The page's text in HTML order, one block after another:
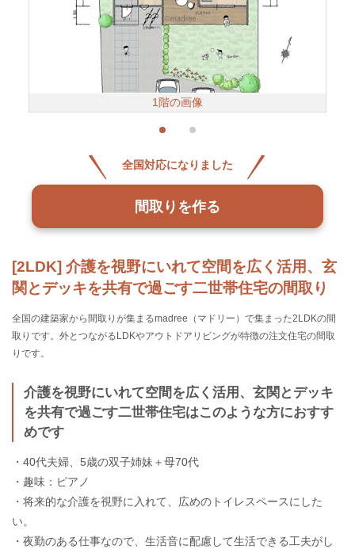
[2LDK] 介護を視野にいれて空間を広く活用、玄
関とデッキを共有で過ごす二世帯住宅の間取り
全国の建築家から間取りが集まるmadree（マドリー）で集まった2LDKの間
取りです。外とつながるLDKやアウトドアリビングが特徴の注文住宅の間取
りです。
介護を視野にいれて空間を広く活用、玄関とデッキ
を共有で過ごす二世帯住宅はこのような方におすす
めです
・40代夫婦、5歳の双子姉妹＋母70代
・趣味：ピアノ
・将来的な介護を視野に入れて、広めのトイレスペースにした
い。
・夜勤のある仕事なので、生活音に配慮して生活できる工夫がし
1階の画像
全国対応になりました
間取りを作る